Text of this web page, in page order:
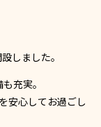
しました。
充実。
安心してお過ごし